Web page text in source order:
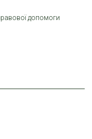
допомоги